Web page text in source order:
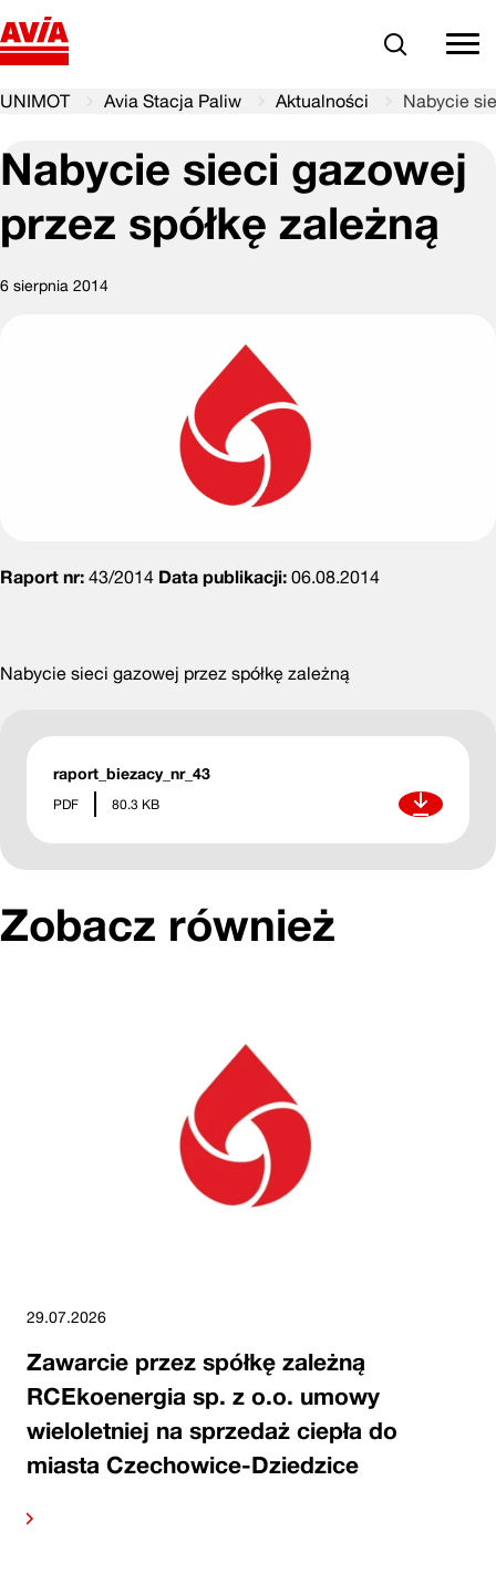
Szukaj
UNIMOT Avia Stacja Paliw Aktualności Nabycie
Nabycie sieci gazowej
przez spółkę zależną
6 sierpnia 2014
Raport nr: 43/2014 Data publikacji: 06.08.2014
Nabycie sieci gazowej przez spółkę zależną
raport_biezacy_nr_43
PDF 80.3 KB Pobierz
Zobacz również
29.07.2026
Zawarcie przez spółkę zależną
RCEkoenergia sp. z o.o. umowy
wieloletniej na sprzedaż ciepła do
miasta Czechowice-Dziedzice